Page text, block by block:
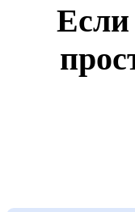
Если